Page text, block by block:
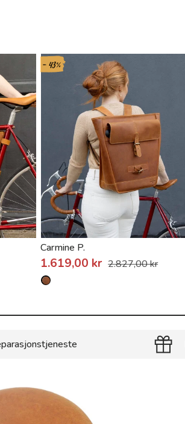
- 43%
Carmine P.
1.619,00 kr 2.827,00 kr